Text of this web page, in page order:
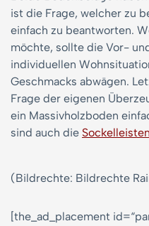
ist die Frage, welcher zu
einfach zu beantworten.
möchte, sollte die Vor-
individuellen
Geschmacks abwägen.
Frage der eigenen
ein Massivholzboden
sind auch die Sockelleisten
(Bildrechte: Bildrechte
[the_ad_placement